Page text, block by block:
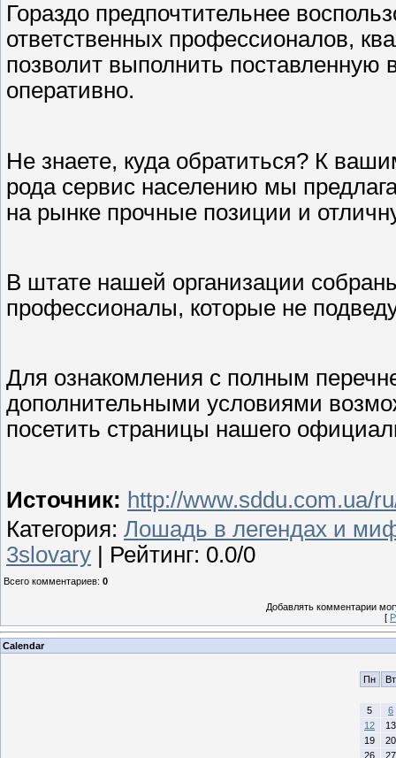
Гораздо предпочтительнее
ответственных профессионалов,
позволит выполнить поставленную
оперативно.
Не знаете, куда обратиться? К
рода сервис населению мы
на рынке прочные позиции и
В штате нашей организации
профессионалы, которые не
Для ознакомления с полным
дополнительными условиями
посетить страницы нашего
Источник: http://www.sddu.com.ua/
Категория: Лошадь в легендах и
3slovary
Рейтинг: 0.0/0
Всего комментариев: 0
Добавлять комментарии
[
Calendar
Пн Вт
5
6
12
13
19
20
26
27